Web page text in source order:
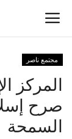
الصفحة
مجتمع ناصر
المركز
صرح
السمحة